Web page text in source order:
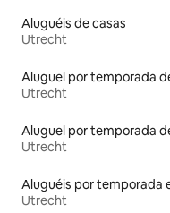
Aluguéis de casas
Utrecht
Utrecht
Utrecht
Utrecht